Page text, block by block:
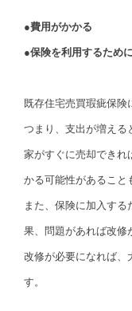
●費用がかかる
●保険を利用するため
既存住宅売買瑕疵保険
つまり、支出が増える
家がすぐに売却できれ
かる可能性があること
また、保険に加入す
果、問題があれば改修
改修が必要になれば、
す。